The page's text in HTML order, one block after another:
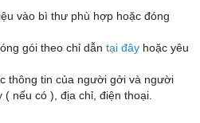
vào bì thư phù hợp hoặc đóng
gói theo chỉ dẫn tại đây hoặc yêu
thông tin của người gởi và người
nếu có ), địa chỉ, điện thoại.